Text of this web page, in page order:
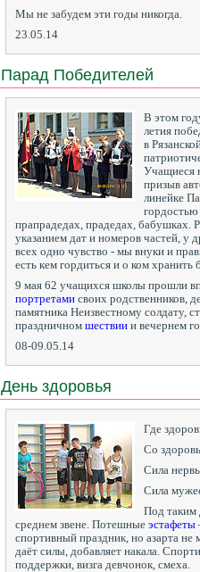
Мы не забудем эти годы никогда.
23.05.14
Парад Победителей
В этом
летия
в
Учащиеся
призыв
линейке
гордостью
прапрадедах, прадедах, бабушках.
указанием дат и номеров частей, у
всех одно чувство - мы внуки и
есть кем гордиться и о ком хранить
9 мая 62 учащихся школы прошли
портретами своих родственников,
памятника Неизвестному солдату,
праздничном шествии и вечернем
08-09.05.14
День здоровья
Где
Со
Сила
Сила
Под таким
среднем звене. Потешные эстафеты
спортивный праздник, но азарта
даёт силы, добавляет накала.
поддержки, визга девчонок, смеха.